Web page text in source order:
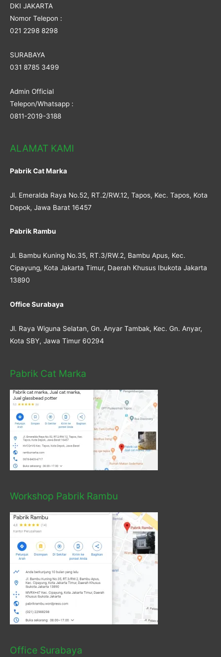
DKI JAKARTA
Nomor Telepon :
021 2298 8298
SURABAYA
031 8785 3499
Admin Official
Telepon/Whatsapp :
0811-2019-3188
ALAMAT KAMI
Pabrik Cat Marka
Jl. Emeralda Raya No.52, RT.2/RW.12, Tapos, Kec. Tapos, Kota
Depok, Jawa Barat 16457
Pabrik Rambu
Jl. Bambu Kuning No.35, RT.3/RW.2, Bambu Apus, Kec.
Cipayung, Kota Jakarta Timur, Daerah Khusus Ibukota Jakarta
13890
Office Surabaya
Jl. Raya Wiguna Selatan, Gn. Anyar Tambak, Kec. Gn. Anyar,
Kota SBY, Jawa Timur 60294
Pabrik Cat Marka
Workshop Pabrik Rambu
Office Surabaya